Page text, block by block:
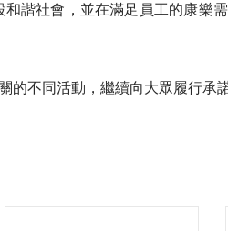
諧社會，並在滿足員工的康樂
的不同活動，繼續向大眾履行承諾